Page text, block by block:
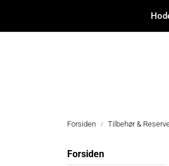
Forsiden Tilbehør &
Forsiden